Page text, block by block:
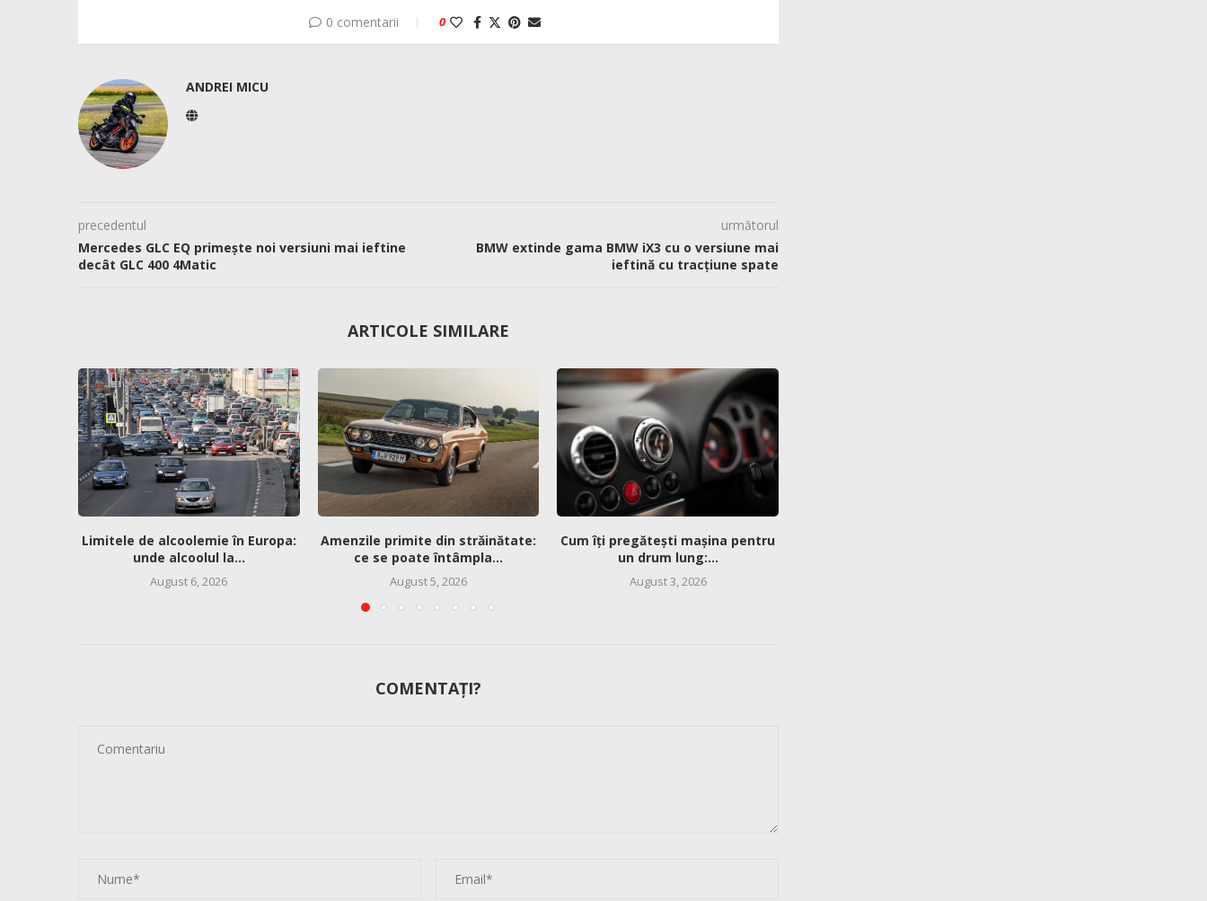
0 comentarii 0
ANDREI MICU
precedentul
Mercedes GLC EQ primește noi versiuni mai ieftine
decât GLC 400 4Matic
următorul
BMW extinde gama BMW iX3 cu o versiune mai
ieftină cu tracțiune spate
ARTICOLE SIMILARE
Limitele de alcoolemie în Europa:
unde alcoolul la...
August 6, 2026
Amenzile primite din străinătate:
ce se poate întâmpla...
August 5, 2026
Cum îți pregătești mașina pentru
un drum lung:...
August 3, 2026
COMENTAȚI?